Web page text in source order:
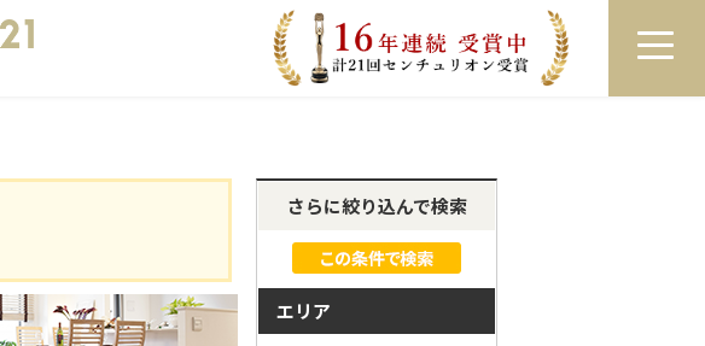
ログイン 来店予約 LINEで相談
さらに絞り込んで検索
エリア